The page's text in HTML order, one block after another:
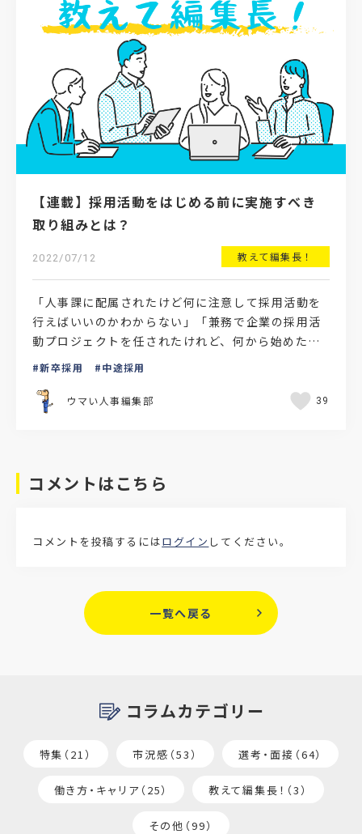
【連載】採用活動をはじめる前に実施すべき
取り組みとは？
2022/07/12 教えて編集長！
「人事課に配属されたけど何に注意して採用活動を
行えばいいのかわからない」「兼務で企業の採用活
動プロジェクトを任されたけれど、何から始めたら
いいのかわからない」というお悩みを抱える採用担
新卒採用 中途採用
ウマい人事編集部 39
コメントはこちら
コメントを投稿するにはログイン してください。
一覧へ戻る
コラムカテゴリー
特集（21） 市況感（53） 選考・面接（64）
働き方・キャリア（25） 教えて編集長！（3）
その他（99）